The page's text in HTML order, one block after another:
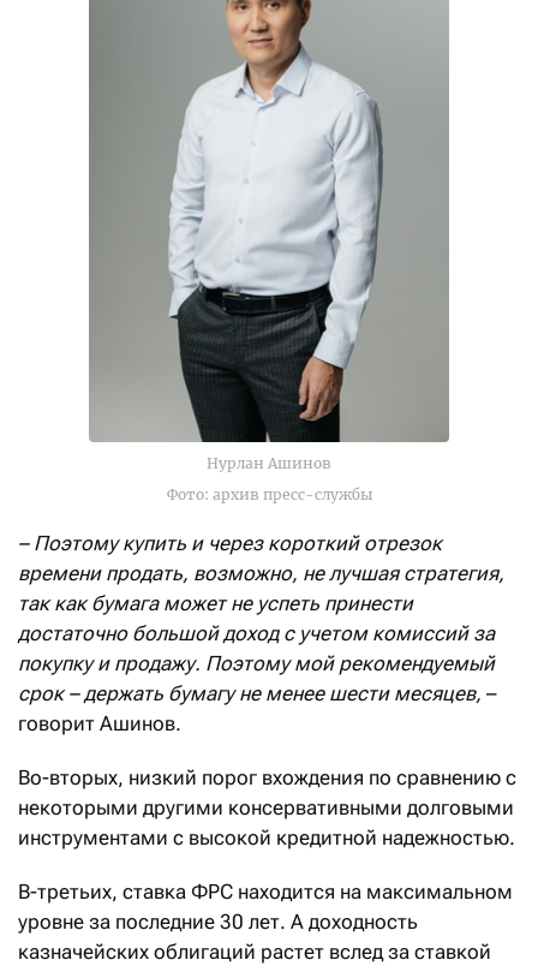
Нурлан Ашинов
Фото: архив пресс-службы
– Поэтому купить и через короткий отрезок
времени продать, возможно, не лучшая стратегия,
так как бумага может не успеть принести
достаточно большой доход с учетом комиссий за
покупку и продажу. Поэтому мой рекомендуемый
срок – держать бумагу не менее шести месяцев, –
говорит Ашинов.
Во-вторых, низкий порог вхождения по сравнению с
некоторыми другими консервативными долговыми
инструментами с высокой кредитной надежностью.
В-третьих, ставка ФРС находится на максимальном
уровне за последние 30 лет. А доходность
казначейских облигаций растет вслед за ставкой